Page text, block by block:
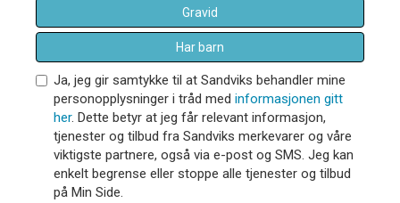
Gravid
Har barn
Ja, jeg gir samtykke til at Sandviks behandler mine
personopplysninger i tråd med informasjonen gitt
her. Dette betyr at jeg får relevant informasjon,
tjenester og tilbud fra Sandviks merkevarer og våre
viktigste partnere, også via e-post og SMS. Jeg kan
enkelt begrense eller stoppe alle tjenester og tilbud
på Min Side.